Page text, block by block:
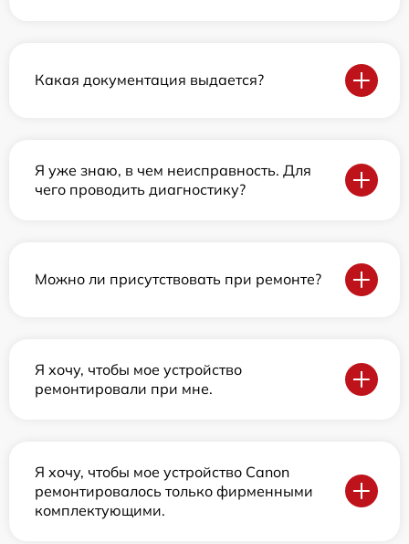
Какая документация выдается?
Я уже знаю, в чем неисправность. Для
чего проводить диагностику?
Можно ли присутствовать при ремонте?
Я хочу, чтобы мое устройство
ремонтировали при мне.
Я хочу, чтобы мое устройство Canon
ремонтировалось только фирменными
комплектующими.